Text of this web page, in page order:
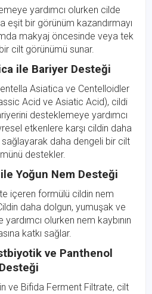
yardımcı olurken cilde
eşit bir görünüm kazandırmayı
makyaj öncesinde veya tek
cilt görünümü sunar.
ile Bariyer Desteği
Asiatica ve Centelloidler
Acid ve Asiatic Acid), cildi
desteklemeye yardımcı
etkenlere karşı cildin daha
sağlayarak daha dengeli bir cilt
destekler.
Yoğun Nem Desteği
içeren formülü cildin nem
daha dolgun, yumuşak ve
olurken nem kaybının
katkı sağlar.
ve Panthenol
Desteği
ve Bifida Ferment Filtrate, cilt